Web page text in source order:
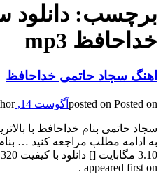
برچسب: دانلود
خداحافظ mp3
اهنگ سجاد حاتمی خداحافظ
posted on Posted on آگوست 14, 2017
appeared first on .